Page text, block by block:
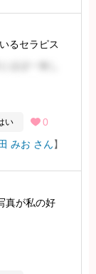
るセラピス
ズはDカッ
点に気づき
い  0
みお さん】
真が私の好